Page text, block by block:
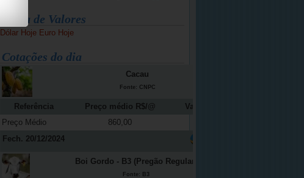
Bolsa de Valores
Dólar Hoje Euro Hoje
Cotações do dia
Cacau
Fonte: CNPC
Referência Preço médio R$/@
Variação (%)
Preço Médio
860,00
Fech. 20/12/2024
Boi Gordo - B3 (Pregão Regular)
Fonte: B3